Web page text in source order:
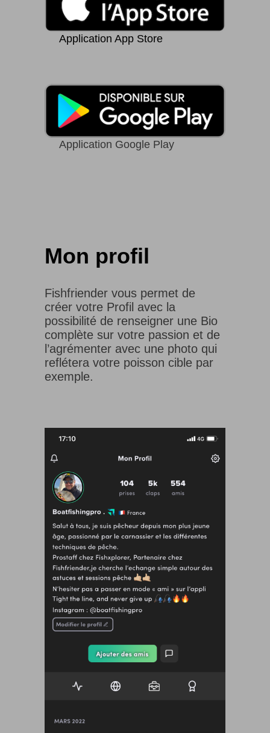
Application App Store
Application Google Play
Mon profil
Fishfriender vous permet de
créer votre Profil avec la
possibilité de renseigner une Bio
complète sur votre passion et de
l’agrémenter avec une photo qui
reflétera votre poisson cible par
exemple.